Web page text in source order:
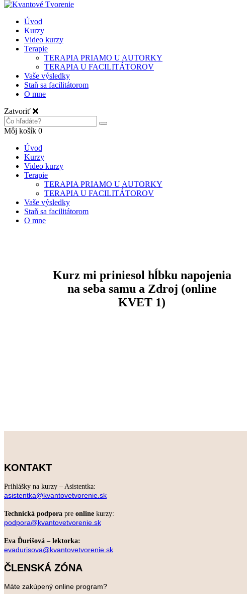
Úvod
Kurzy
Video kurzy
Terapie
TERAPIA PRIAMO U AUTORKY
TERAPIA U FACILITÁTOROV
Vaše výsledky
Staň sa facilitátorom
O mne
Zatvoriť
Môj košík 0
Úvod
Kurzy
Video kurzy
Terapie
TERAPIA PRIAMO U AUTORKY
TERAPIA U FACILITÁTOROV
Vaše výsledky
Staň sa facilitátorom
O mne
Kurz mi priniesol hĺbku napojenia
na seba samu a Zdroj (online
KVET 1)
KONTAKT
Prihlášky na kurzy – Asistentka:
asistentka@kvantovetvorenie.sk
Technická podpora pre online kurzy:
podpora@kvantovetvorenie.sk
Eva Ďurišová – lektorka:
evadurisova@kvantovetvorenie.sk
ČLENSKÁ ZÓNA
Máte zakúpený online program?